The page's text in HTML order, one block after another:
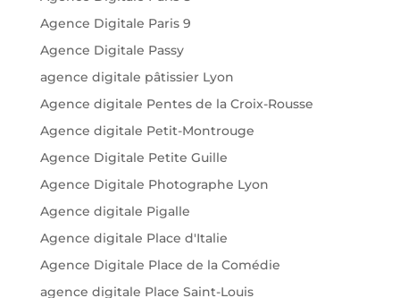
Agence Digitale Paris 9
Agence Digitale Passy
agence digitale pâtissier Lyon
Agence digitale Pentes de la Croix-Rousse
Agence digitale Petit-Montrouge
Agence Digitale Petite Guille
Agence Digitale Photographe Lyon
Agence digitale Pigalle
Agence digitale Place d'Italie
Agence Digitale Place de la Comédie
agence digitale Place Saint-Louis